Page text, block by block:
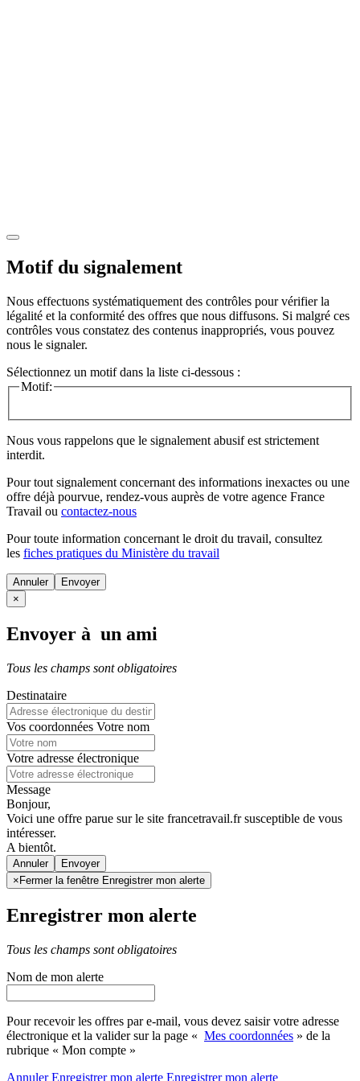
Motif du signalement
Nous effectuons systématiquement des contrôles pour vérifier la
légalité et la conformité des offres que nous diffusons. Si malgré ces
contrôles vous constatez des contenus inappropriés, vous pouvez
nous le signaler.
Sélectionnez un motif dans la liste ci-dessous :
Motif:
Nous vous rappelons que le signalement abusif est strictement
interdit.
Pour tout signalement concernant des informations inexactes ou une
offre déjà pourvue, rendez-vous auprès de votre agence France
Travail ou contactez-nous
Pour toute information concernant le droit du travail, consultez
les fiches pratiques du Ministère du travail
Annuler
×
Envoyer à un ami
Tous les champs sont obligatoires
Destinataire
Vos coordonnées Votre nom
Votre adresse électronique
Message
Bonjour,
Voici une offre parue sur le site francetravail.fr susceptible de vous
intéresser.
A bientôt.
Annuler
× Fermer la fenêtre Enregistrer mon alerte
Enregistrer mon alerte
Tous les champs sont obligatoires
Nom de mon alerte
Pour recevoir les offres par e-mail, vous devez saisir votre adresse
électronique et la valider sur la page « Mes coordonnées » de la
rubrique « Mon compte »
AnnulerEnregistrer mon alerte Enregistrermon alerte